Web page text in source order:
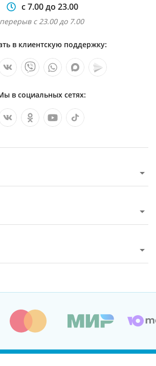
с 7.00 до 23.00
перерыв с 23.00 до 7.00
в клиентскую поддержку:
в социальных сетях: